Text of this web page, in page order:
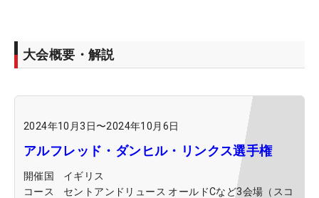
大会概要・解説
2024年10月3日〜2024年10月6日
アルフレッド・ダンヒル・リンクス選手権
開催国
イギリス
コース
セントアンドリュース オールドCなど3会場（スコ